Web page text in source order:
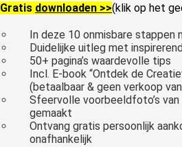
Gratis downloaden >>(klik op het
In deze 10 onmisbare
Duidelijke uitleg met
50+ pagina’s waardevolle tips
Incl. E-book “Ontdek de
(betaalbaar & geen verkoop
Sfeervolle voorbeeldfoto’s
gemaakt
Ontvang gratis persoonlijk
onafhankelijk